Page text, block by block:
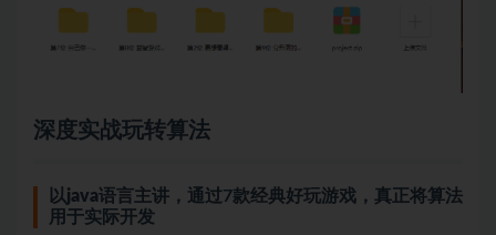
深度实战玩转算法
以java语言主讲，通过7款经典好玩游戏，真正将算法
用于实际开发